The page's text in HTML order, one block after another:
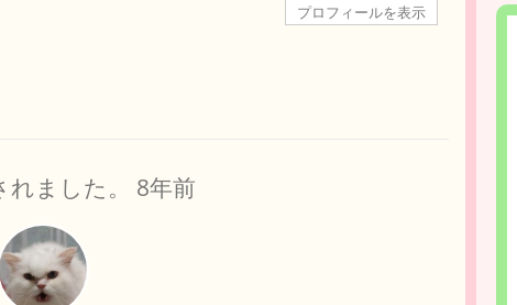
プロフィールを表示
ました。 8年前